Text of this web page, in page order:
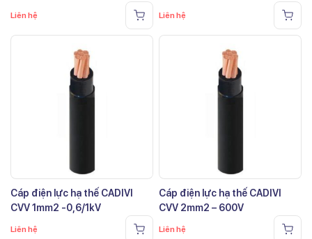
Liên hệ Liên hệ
Cáp điện lực hạ thế CADIVI
CVV 1mm2 -0,6/1kV
Liên hệ
Cáp điện lực hạ thế CADIVI
CVV 2mm2 – 600V
Liên hệ